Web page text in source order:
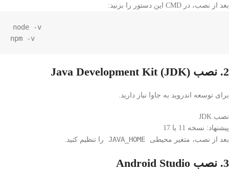
بعد از نصب، در CMD این دستور را بزنید:
node
-v
npm
-v
2. نصب Java Development Kit (JDK)
برای توسعه اندروید به جاوا نیاز دارید.
نصب JDK
پیشنهاد: نسخه 11 یا 17
بعد از نصب، متغیر محیطی
JAVA_HOME را تنظیم کنید.
3. نصب Android Studio